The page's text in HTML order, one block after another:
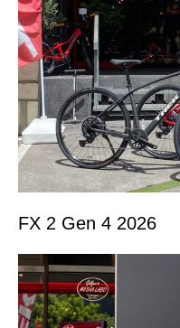
FX 2 Gen 4 2026